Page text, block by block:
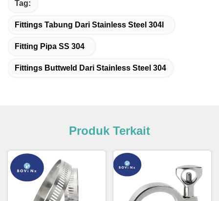
Tag:
Fittings Tabung Dari Stainless Steel 304l
Fitting Pipa SS 304
Fittings Buttweld Dari Stainless Steel 304
Produk Terkait